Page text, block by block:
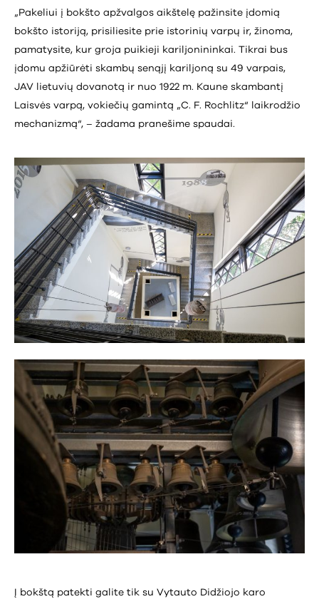
„Pakeliui į bokšto apžvalgos aikštelę pažinsite įdomią
bokšto istoriją, prisiliesite prie istorinių varpų ir, žinoma,
pamatysite, kur groja puikieji kariljonininkai. Tikrai bus
įdomu apžiūrėti skambų senąjį kariljoną su 49 varpais,
JAV lietuvių dovanotą ir nuo 1922 m. Kaune skambantį
Laisvės varpą, vokiečių gamintą „C. F. Rochlitz“ laikrodžio
mechanizmą“, – žadama pranešime spaudai.
Į bokštą patekti galite tik su Vytauto Didžiojo karo